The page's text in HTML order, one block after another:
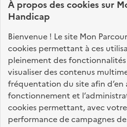
À propos descookiessur
Handicap
Bienvenue ! Le site Mon
cookies permettant à ces
pleinement des
visualiser des contenus
fréquentation du site afin d’en
fonctionnement et
cookies permettant, avec
performance de campagnes
identifier vos interlocuteurs.
Nos sites
info.gouv.fr service-public.fr
data.gouv.fr
Nos